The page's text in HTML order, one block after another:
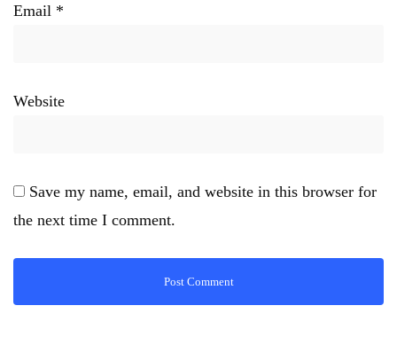
Email *
Website
Save my name, email, and website in this browser for
the next time I comment.